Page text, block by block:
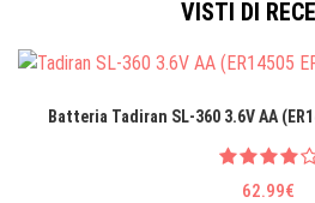
VISTI DI
Batteria Tadiran SL-360 3.6V AA
62.99€